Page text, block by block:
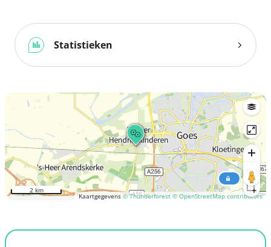
Statistieken
Kaartgegevens© Thunderforest © OpenStreetMap contributors
2 km